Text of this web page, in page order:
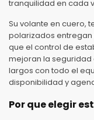
tranquilidad en cada
Su volante en cuero,
polarizados entregan
que el control de
mejoran la seguridad
largos con todo el
disponibilidad y
Por que elegir